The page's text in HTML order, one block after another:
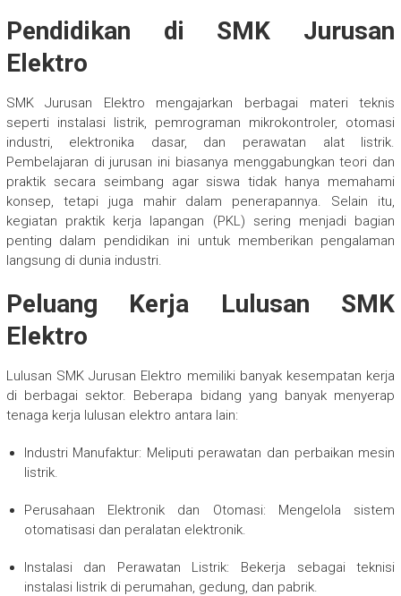
Pendidikan di SMK Jurusan
Elektro
SMK Jurusan Elektro mengajarkan berbagai materi teknis
seperti instalasi listrik, pemrograman mikrokontroler, otomasi
industri, elektronika dasar, dan perawatan alat listrik.
Pembelajaran di jurusan ini biasanya menggabungkan teori dan
praktik secara seimbang agar siswa tidak hanya memahami
konsep, tetapi juga mahir dalam penerapannya. Selain itu,
kegiatan praktik kerja lapangan (PKL) sering menjadi bagian
penting dalam pendidikan ini untuk memberikan pengalaman
langsung di dunia industri.
Peluang Kerja Lulusan SMK
Elektro
Lulusan SMK Jurusan Elektro memiliki banyak kesempatan kerja
di berbagai sektor. Beberapa bidang yang banyak menyerap
tenaga kerja lulusan elektro antara lain:
Industri Manufaktur: Meliputi perawatan dan perbaikan mesin
listrik.
Perusahaan Elektronik dan Otomasi: Mengelola sistem
otomatisasi dan peralatan elektronik.
Instalasi dan Perawatan Listrik: Bekerja sebagai teknisi
instalasi listrik di perumahan, gedung, dan pabrik.